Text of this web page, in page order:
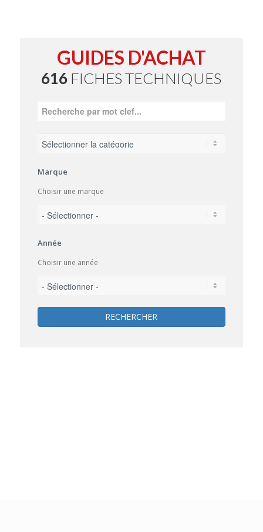
GUIDES D'ACHAT
616 FICHES TECHNIQUES
Marque
Choisir une marque
Année
Choisir une année
RECHERCHER